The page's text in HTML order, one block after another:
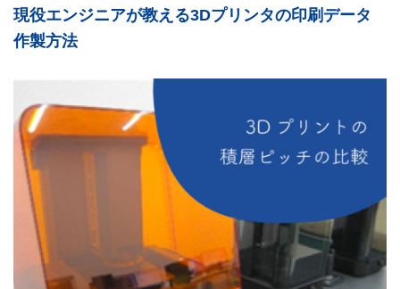
現役エンジニアが教える3Dプリンタの印刷データ
作製方法